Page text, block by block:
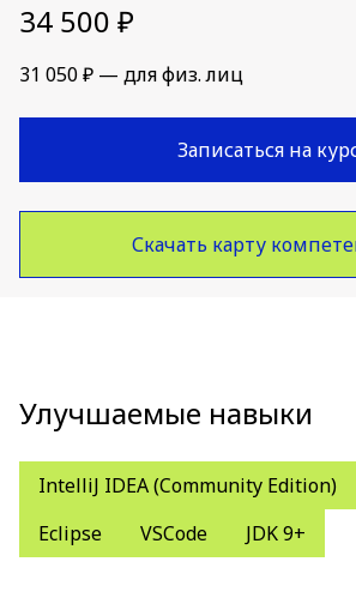
34 500 ₽
31 050 ₽ — для физ. лиц
Записаться на
Скачать карту
Улучшаемые навыки
IntelliJ IDEA (Community Edition)
Eclipse
VSCode JDK 9+